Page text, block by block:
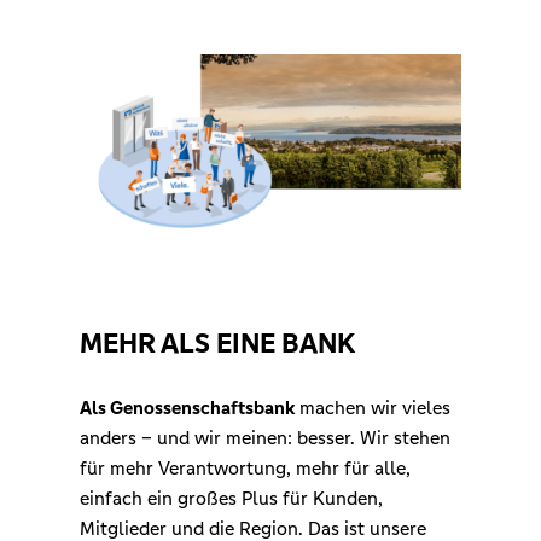
MEHR ALS EINE BANK
Als Genossenschaftsbankmachen wir vieles
anders – und wir meinen: besser. Wir stehen
für mehr Verantwortung, mehr für alle,
einfach ein großes Plus für Kunden,
Mitglieder und die Region. Das ist unsere